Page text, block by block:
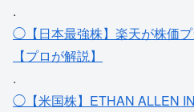
.
◯【日本最強株】楽天が株価プ
【プロが解説】
.
◯【米国株】ETHAN ALLEN